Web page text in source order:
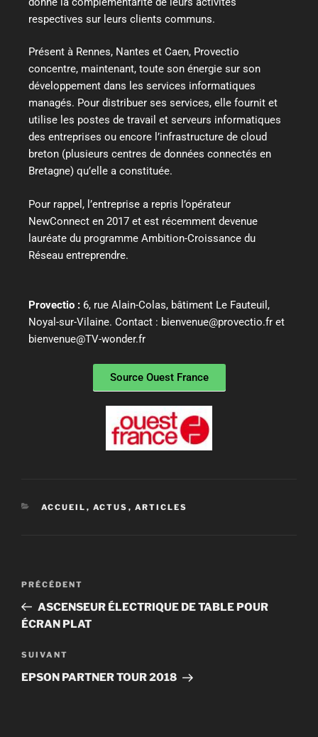
respectives sur leurs clients communs.
Présent à Rennes, Nantes et Caen, Provectio
concentre, maintenant, toute son énergie sur son
développement dans les services informatiques
managés. Pour distribuer ses services, elle fournit et
utilise les postes de travail et serveurs informatiques
des entreprises ou encore l’infrastructure de cloud
breton (plusieurs centres de données connectés en
Bretagne) qu’elle a constituée.
Pour rappel, l’entreprise a repris l’opérateur
NewConnect en 2017 et est récemment devenue
lauréate du programme Ambition-Croissance du
Réseau entreprendre.
Provectio : 6, rue Alain-Colas, bâtiment Le Fauteuil,
Noyal-sur-Vilaine. Contact : bienvenue@provectio.fr et
bienvenue@TV-wonder.fr
Source Ouest France
ACCUEIL , ACTUS , ARTICLES
PRÉCÉDENT
ASCENSEUR ÉLECTRIQUE DE TABLE POUR
ÉCRAN PLAT
SUIVANT
EPSON PARTNER TOUR 2018